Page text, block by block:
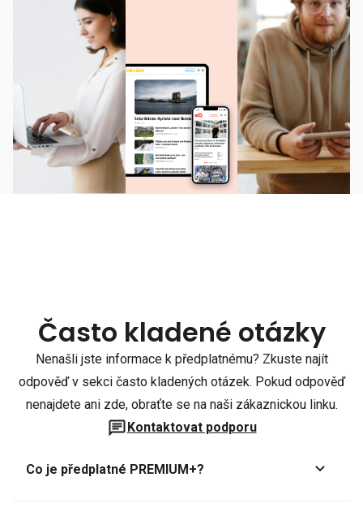
Často kladené otázky
Nenašli jste informace k předplatnému? Zkuste najít
odpověď v sekci často kladených otázek. Pokud odpověď
nenajdete ani zde, obraťte se na naši zákaznickou linku.
Kontaktovat podporu
Co je předplatné PREMIUM+?